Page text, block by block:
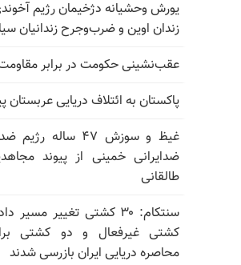
زندان اوین و ضرب‌وجرح زندانیان
عقب‌نشینی حکومت در برابر مقاومت
پاکستان به ائتلاف دریایی
غیظ و سوزش ۴۷ ساله
ضدایرانی خمینی از پیوند
طالقانی
سنتکام: ۳۰ کشتی تغییر
کشتی غیرفعال و دو کشتی
محاصره دریایی ایران بازرسی شدند